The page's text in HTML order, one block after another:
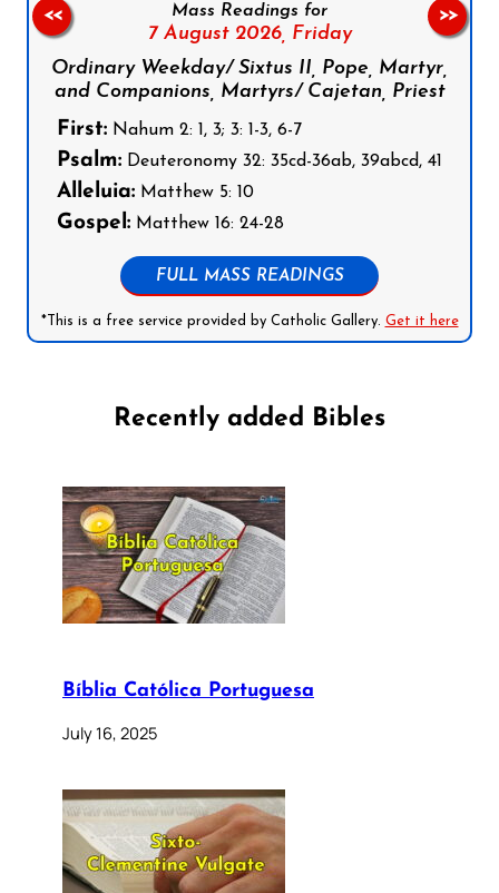
Mass Readings for
7 August 2026, Friday
Ordinary Weekday/ Sixtus II, Pope, Martyr,
and Companions, Martyrs/ Cajetan, Priest
First: Nahum 2: 1, 3; 3: 1-3, 6-7
Psalm: Deuteronomy 32: 35cd-36ab, 39abcd, 41
Alleluia: Matthew 5: 10
Gospel: Matthew 16: 24-28
FULL MASS READINGS
*This is a free service provided by Catholic Gallery. Get it here
<< >>
Recently added Bibles
Bíblia Católica Portuguesa
July 16, 2025